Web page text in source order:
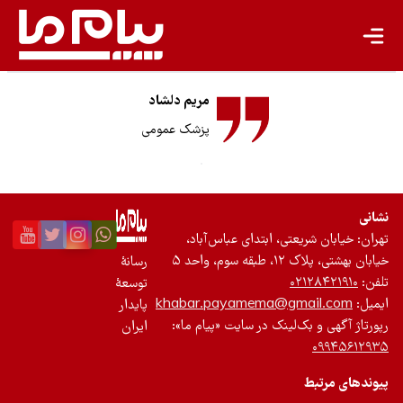
مسئولیت اجتماعی شرکت‌ها
بیشتر
سبک زندگی
جهان پژوهش
یادداشت
مریم دلشاد
پزشک عمومی
نشانی
تهران: خیابان شریعتی، ابتدای عباس‌آباد،
خیابان بهشتی، پلاک ۱۲، طبقه سوم، واحد ۵
تلفن: ۰۲۱۲۸۴۲۱۹۱۰
ایمیل: khabar.payamema@gmail.com
رپورتاژ آگهی و بک‌لینک در سایت «پیام ما»:
۰۹۹۴۵۶۱۲۹۳۵
پیوندهای مرتبط
رسانۀ
توسعۀ
پایدار
ایران